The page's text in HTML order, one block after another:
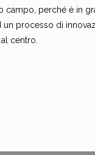
campo, perché è in
processo di
centro.